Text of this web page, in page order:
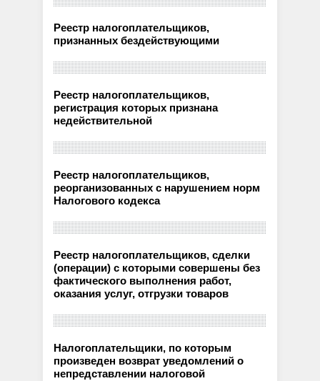
Реестр налогоплательщиков,
признанных бездействующими
Реестр налогоплательщиков,
регистрация которых признана
недействительной
Реестр налогоплательщиков,
реорганизованных с нарушением норм
Налогового кодекса
Реестр налогоплательщиков, сделки
(операции) с которыми совершены без
фактического выполнения работ,
оказания услуг, отгрузки товаров
Налогоплательщики, по которым
произведен возврат уведомлений о
непредставлении налоговой